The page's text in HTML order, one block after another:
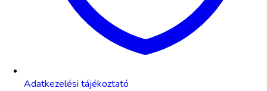
Adatkezelési tájékoztató